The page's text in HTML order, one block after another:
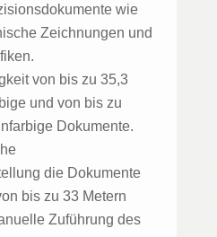
wie
Zeichnungen und
von bis zu 35,3
und von bis zu
Dokumente.
die Dokumente
bis zu 33 Metern
Zuführung des